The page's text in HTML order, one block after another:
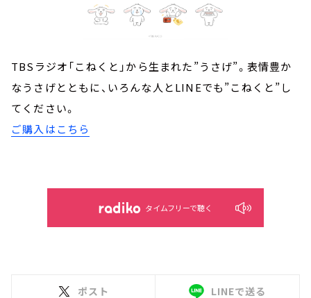
TBSラジオ「こねくと」から生まれた”うさげ”。表情豊か
なうさげとともに、いろんな人とLINEでも”こねくと”し
てください。
ご購入はこちら
タイムフリーで聴く
ポスト LINEで送る